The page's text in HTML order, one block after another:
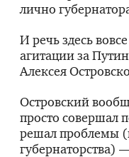
лично
И речь здесь
агитации за
Алексея
Островский
просто совершал
решал проблемы